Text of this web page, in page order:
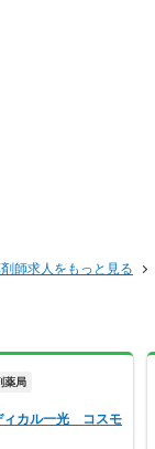
師求人をもっと見る
薬局
ィカル一光 コスモ